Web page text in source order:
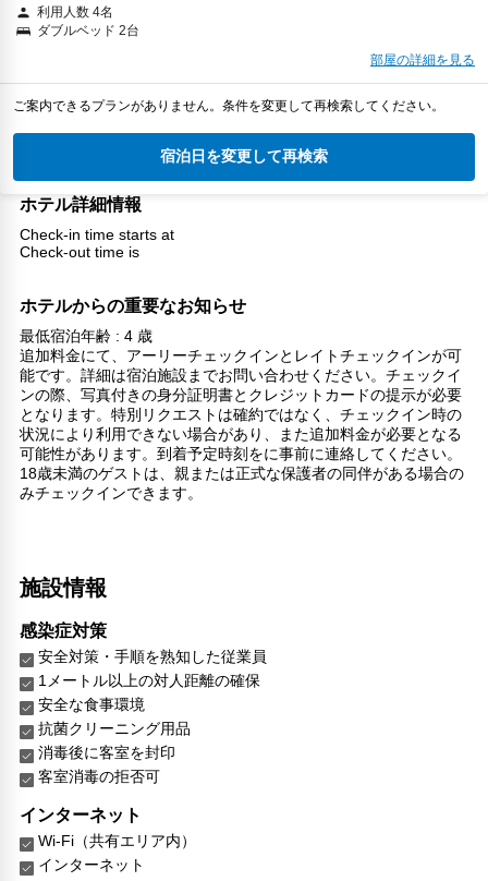
利用人数 4名
ダブルベッド 2台
部屋の詳細を見る
ご案内できるプランがありません。条件を変更して再検索してください。
宿泊日を変更して再検索
ホテル詳細情報
Check-in time starts at
Check-out time is
ホテルからの重要なお知らせ
最低宿泊年齢 : 4 歳
追加料金にて、アーリーチェックインとレイトチェックインが可
能です。詳細は宿泊施設までお問い合わせください。チェックイ
ンの際、写真付きの身分証明書とクレジットカードの提示が必要
となります。特別リクエストは確約ではなく、チェックイン時の
状況により利用できない場合があり、また追加料金が必要となる
可能性があります。到着予定時刻をに事前に連絡してください。
18歳未満のゲストは、親または正式な保護者の同伴がある場合の
みチェックインできます。
施設情報
感染症対策
安全対策・手順を熟知した従業員
1メートル以上の対人距離の確保
安全な食事環境
抗菌クリーニング用品
消毒後に客室を封印
客室消毒の拒否可
インターネット
Wi-Fi（共有エリア内）
インターネット